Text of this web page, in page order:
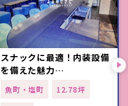
スナックに最適！内装設備
を備えた魅力…
魚町・塩町 12.78坪